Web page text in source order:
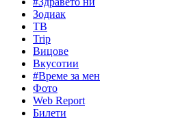
Зодиак
ТВ
Trip
Вицове
Вкусотии
#Време за мен
Фото
Web Report
Билети